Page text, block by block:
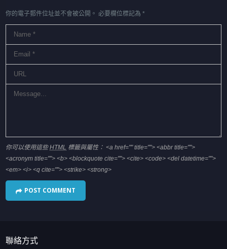
你的電子郵件位址並不會被公開。 必要欄位標記為*
你可以使用這些HTML 標籤與屬性：<a href="" title=""> <abbr title="">
<acronym title=""> <b> <blockquote cite=""> <cite> <code> <del datetime="">
<em> <i> <q cite=""> <strike> <strong>
聯絡方式